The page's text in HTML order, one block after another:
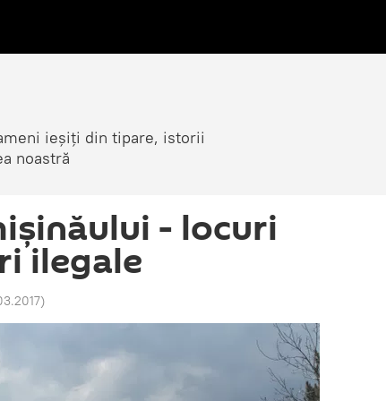
ieșiți din tipare, istorii
noastră
- locuri
ilegale
)